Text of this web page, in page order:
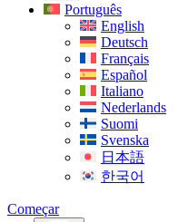
Português
English
Deutsch
Français
Español
Italiano
Nederlands
Suomi
Svenska
日本語
한국어
Começar